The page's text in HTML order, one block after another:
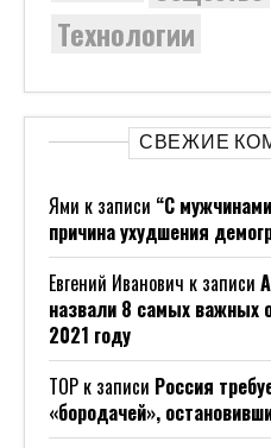
Технологии
СВЕЖИЕ
Ями к записи “С
причина ухудшения
Евгений Иванович к записи
назвали 8 самых важных
2021 году
ТОР к записи Россия
«бородачей»,